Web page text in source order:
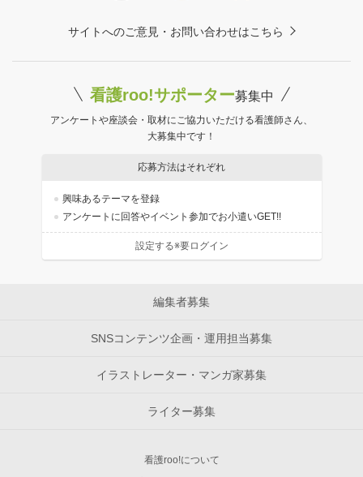
サイトへのご意見・お問い合わせはこちら
看護roo!サポーター募集中
アンケートや座談会・取材にご協力いただける看護師さん、
大募集中です！
応募方法はそれぞれ
興味あるテーマを登録
アンケートに回答やイベント参加でお小遣いGET!!
設定する※要ログイン
編集者募集
SNSコンテンツ企画・運用担当募集
イラストレーター・マンガ家募集
ライター募集
看護roo!について